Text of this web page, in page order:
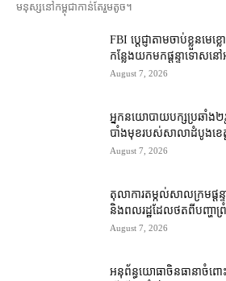
មនុស្ស​នៅ​កម្ពុជា​កាន់តែ​រួម​តូច។
FBI ប្ដេជ្ញា​តាម​ចាប់ខ្លួន​ម
កន្លែង​យក​មក​ផ្ដន្ទាទោស​នៅ​
August 7, 2026
អ្នកនយោបាយ​បក្ស​ប្រឆាំង​
បាំងមុខ​របស់​សាលាដំបូង​ខេ
August 7, 2026
តុលាការ​តម្កល់​សាលក្រម​ផ្ដ
និង​ពលរដ្ឋ​ដែល​ថត​ពី​បញ្ហា​ព្រំដ
August 7, 2026
អនុព័ន្ធយោធា​ចិន​ធានា​ចំពោះ​